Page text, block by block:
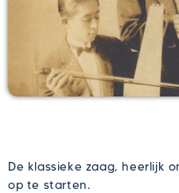
De klassieke zaag, heerlijk
op te starten.